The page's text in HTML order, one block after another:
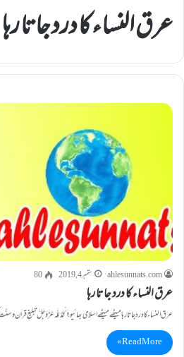
عرق النساء کا درد جاتا رہا
ahlesunnats.com
ستمبر 4, 2019 80
عرق النساء کا درد جاتا رہا
عرق النساء کا درد جاتا رہا میٹھے میٹھے اسلامی بھائیو! اَلْحَمْدُ لِلّٰہ عَزَّوَجَلَّ تبلیغِ قراٰن
Read More »